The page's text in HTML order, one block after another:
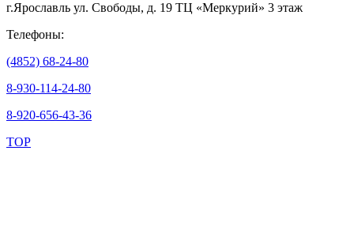
г.Ярославль ул. Свободы, д. 19 ТЦ «Меркурий» 3 этаж
Телефоны:
(4852) 68-24-80
8-930-114-24-80
8-920-656-43-36
TOP